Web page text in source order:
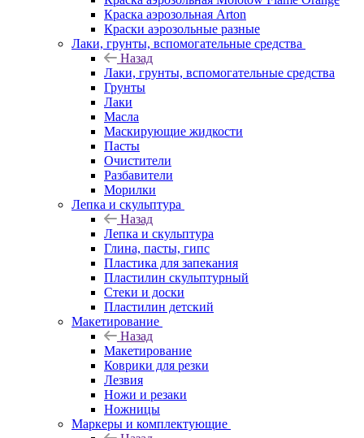
Краска аэрозольная Arton
Краски аэрозольные разные
Лаки, грунты, вспомогательные средства
Назад
Лаки, грунты, вспомогательные средства
Грунты
Лаки
Масла
Маскирующие жидкости
Пасты
Очистители
Разбавители
Морилки
Лепка и скульптура
Назад
Лепка и скульптура
Глина, пасты, гипс
Пластика для запекания
Пластилин скульптурный
Стеки и доски
Пластилин детский
Макетирование
Назад
Макетирование
Коврики для резки
Лезвия
Ножи и резаки
Ножницы
Маркеры и комплектующие